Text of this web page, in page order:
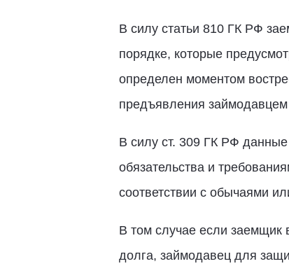
В силу статьи 810 ГК РФ
порядке, которые
определен моментом
предъявления
В силу ст. 309 ГК РФ
обязательства и
соответствии с обычаями
В том случае если заемщик
долга, займодавец для